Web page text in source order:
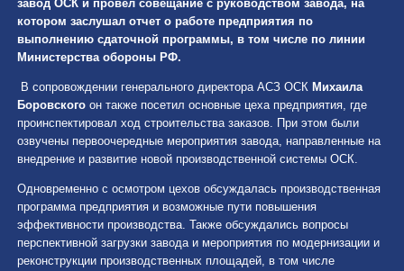
завод ОСК и провел совещание с руководством завода, на
котором заслушал отчет о работе предприятия по
выполнению сдаточной программы, в том числе по линии
Министерства обороны РФ.
В сопровождении генерального директора АСЗ ОСК Михаила
Боровскогоон также посетил основные цеха предприятия, где
проинспектировал ход строительства заказов. При этом были
озвучены первоочередные мероприятия завода, направленные на
внедрение и развитие новой производственной системы ОСК.
Одновременно с осмотром цехов обсуждалась производственная
программа предприятия и возможные пути повышения
эффективности производства. Также обсуждались вопросы
перспективной загрузки завода и мероприятия по модернизации и
реконструкции производственных площадей, в том числе